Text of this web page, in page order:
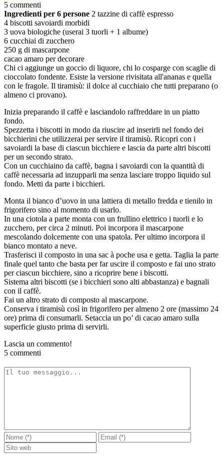
5 commenti
Ingredienti per 6 persone 2 tazzine di caffè espresso
4 biscotti savoiardi morbidi
3 uova biologiche (userai 3 tuorli + 1 albume)
6 cucchiai di zucchero
250 g di mascarpone
cacao amaro per decorare
Chi ci aggiunge un goccio di liquore, chi lo cosparge con scaglie di
cioccolato fondente. Esiste la versione rivisitata all'ananas e quella
con le fragole. Il tiramisù: il dolce al cucchiaio che tutti preparano (o
almeno ci provano).
Inizia preparando il caffè e lasciandolo raffreddare in un piatto
fondo.
Spezzetta i biscotti in modo da riuscire ad inserirli nel fondo dei
bicchierini che utilizzerai per servire il tiramisù. Ricopri con i
savoiardi la base di ciascun bicchiere e lascia da parte altri biscotti
per un secondo strato.
Con un cucchiaino da caffè, bagna i savoiardi con la quantità di
caffè necessaria ad inzupparli ma senza lasciare troppo liquido sul
fondo. Metti da parte i bicchieri.
Monta il bianco d’uovo in una lattiera di metallo fredda e tienilo in
frigorifero sino al momento di usarlo.
In una ciotola a parte monta con un frullino elettrico i tuorli e lo
zucchero, per circa 2 minuti. Poi incorpora il mascarpone
mescolando dolcemente con una spatola. Per ultimo incorpora il
bianco montato a neve.
Trasferisci il composto in una sac à poche usa e getta. Taglia la parte
finale quel tanto che basta per far uscire il composto e fai uno strato
per ciascun bicchiere, sino a ricoprire bene i biscotti.
Sistema altri biscotti (se i bicchieri sono alti abbastanza) e bagnali
con il caffè.
Fai un altro strato di composto al mascarpone.
Conserva i tiramisù così in frigorifero per almeno 2 ore (massimo 24
ore) prima di consumarli. Setaccia un po’ di cacao amaro sulla
superficie giusto prima di servirli.
Lascia un commento!
5 commenti